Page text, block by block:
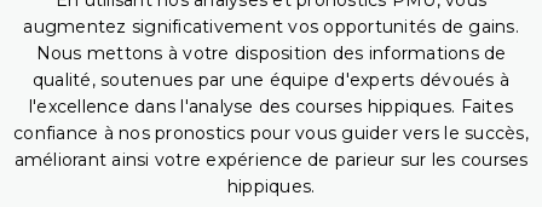
augmentez significativement vos opportunités de gains.
Nous mettons à votre disposition des informations de
qualité, soutenues par une équipe d'experts dévoués à
l'excellence dans l'analyse des courses hippiques. Faites
confiance à nos pronostics pour vous guider vers le succès,
améliorant ainsi votre expérience de parieur sur les courses
hippiques.